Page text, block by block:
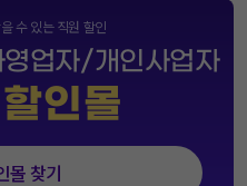
수 있는 직원 할인
업자/개인사업자
인몰
몰 찾기